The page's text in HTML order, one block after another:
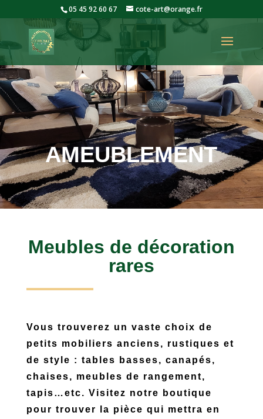
05 45 92 60 67 cote-art@orange.fr
AMEUBLEMENT
Meubles de décoration
rares
Vous trouverez un vaste choix de
petits mobiliers anciens, rustiques et
de style : tables basses, canapés,
chaises, meubles de rangement,
tapis…etc. Visitez notre boutique
pour trouver la pièce qui mettra en